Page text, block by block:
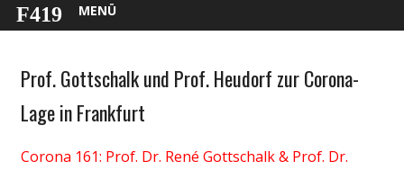
MENÜ
Gesellschaft
Politik
Wirtschaft
Prof. Gottschalk und Prof. Heudorf zur Corona-
Lage in Frankfurt
Corona 161: Prof. Dr. René Gottschalk & Prof. Dr.